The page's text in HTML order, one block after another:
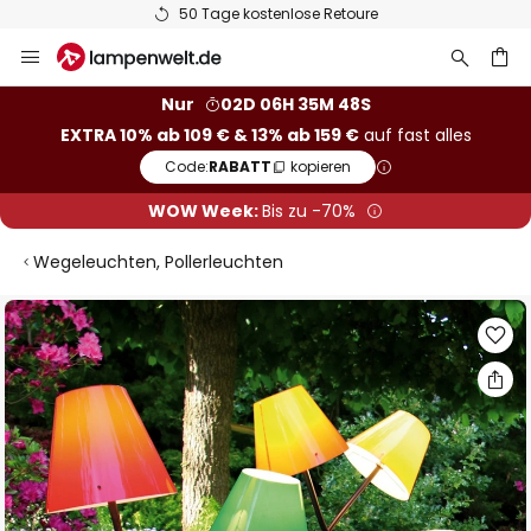
50 Tage kostenlose Retoure
Inhalt
Nur
02D 06H 35M 48S
EXTRA 10% ab 109 € & 13% ab 159 €auf fast alles
Code:RABATT kopieren
WOW Week:Bis zu -70%
Wegeleuchten, Pollerleuchten
Zum
Ende
der
Bildgalerie
springen